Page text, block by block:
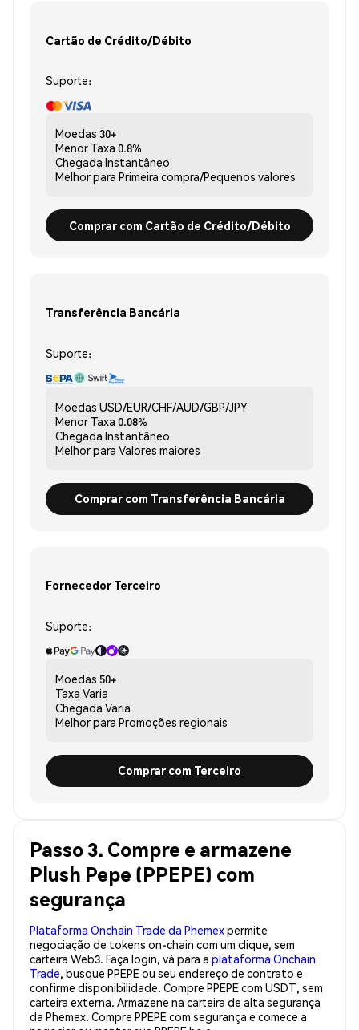
Cartão de Crédito/Débito
Suporte:
Moedas 30+
Menor Taxa 0.8%
Chegada Instantâneo
Melhor para Primeira compra/Pequenos valores
Comprar com Cartão de Crédito/Débito
Transferência Bancária
Suporte:
Moedas USD/EUR/CHF/AUD/GBP/JPY
Menor Taxa 0.08%
Chegada Instantâneo
Melhor para Valores maiores
Comprar com Transferência Bancária
Fornecedor Terceiro
Suporte:
Moedas 50+
Taxa Varia
Chegada Varia
Melhor para Promoções regionais
Comprar com Terceiro
Passo 3. Compre e armazene
Plush Pepe (PPEPE) com
segurança
Plataforma Onchain Trade da Phemexpermite
negociação de tokens on-chain com um clique, sem
carteira Web3. Faça login, vá para a plataforma Onchain
Trade, busque PPEPE ou seu endereço de contrato e
confirme disponibilidade. Compre PPEPE com USDT, sem
carteira externa. Armazene na carteira de alta segurança
da Phemex. Compre PPEPE com segurança e comece a